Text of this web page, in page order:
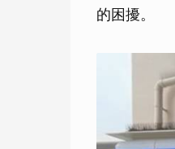
的困擾。